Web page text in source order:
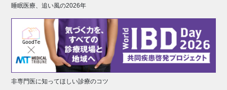
睡眠医療、追い風の2026年
非専門医に知ってほしい診療のコツ